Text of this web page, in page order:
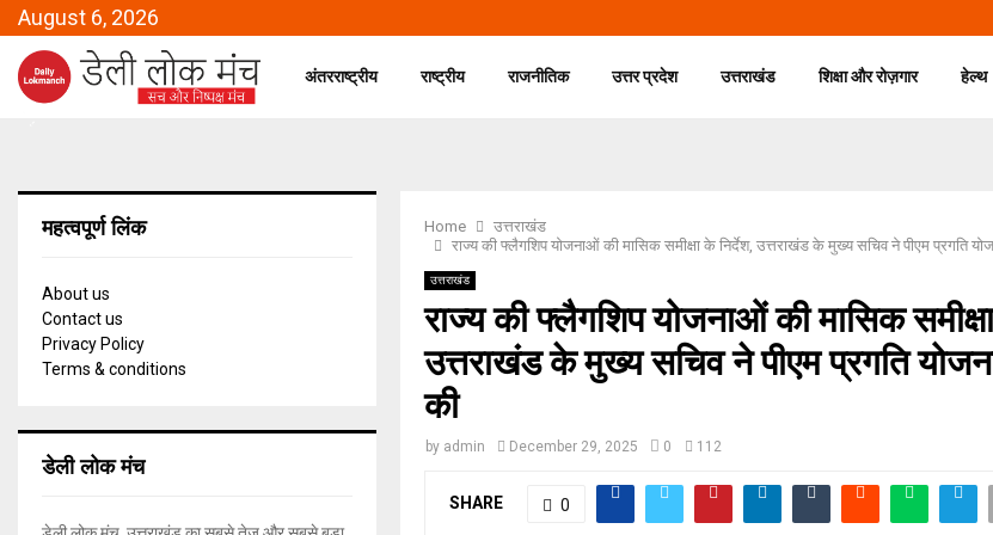
August 6, 2026
अंतरराष्ट्रीय राष्ट्रीय राजनीतिक उत्तर प्रदेश उत्तराखंड शिक्षा और रोज़गार हेल्थ
Home
उत्तराखंड
राज्य की फ्लैगशिप योजनाओं की मासिक समीक्षा के निर्देश, उत्तराखंड के मुख्य सचिव ने पीएम प्रगति
उत्तराखंड
राज्य की फ्लैगशिप योजनाओं की मासिक
उत्तराखंड के मुख्य सचिव ने पीएम प्रगति
की
by admin December 29, 2025 0 112
SHARE 0
महत्वपूर्ण लिंक
About us
Contact us
Privacy Policy
Terms & conditions
डेली लोक मंच